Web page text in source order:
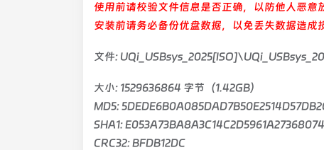
使用前请校验文件信息是否正确，以防他人恶意
安装前请务必备份优盘数据，以免丢失数据造成
文件:
大小: 1529636864 字节（1.42GB）
MD5:
SHA1:
CRC32: BFDB12DC